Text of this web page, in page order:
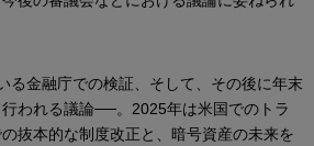
る金融庁での検証、そして、その後に年末
われる議論──。2025年は米国でのトラ
抜本的な制度改正と、暗号資産の未来を